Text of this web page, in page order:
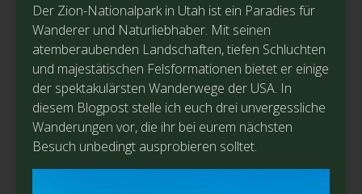
Der Zion-Nationalpark in Utah ist ein Paradies für
Wanderer und Naturliebhaber. Mit seinen
atemberaubenden Landschaften, tiefen Schluchten
und majestätischen Felsformationen bietet er einige
der spektakulärsten Wanderwege der USA. In
diesem Blogpost stelle ich euch drei unvergessliche
Wanderungen vor, die ihr bei eurem nächsten
Besuch unbedingt ausprobieren solltet.